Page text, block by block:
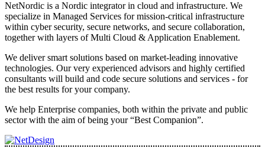
NetNordic is a Nordic integrator in cloud and infrastructure. We
specialize in Managed Services for mission-critical infrastructure
within cyber security, secure networks, and secure collaboration,
together with layers of Multi Cloud & Application Enablement.
We deliver smart solutions based on market-leading innovative
technologies. Our very experienced advisors and highly certified
consultants will build and code secure solutions and services - for
the best results for your company.
We help Enterprise companies, both within the private and public
sector with the aim of being your “Best Companion”.